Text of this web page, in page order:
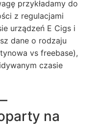
przykładamy do
z regulacjami
urządzeń E Cigs i
dane o rodzaju
vs freebase),
czasie
na